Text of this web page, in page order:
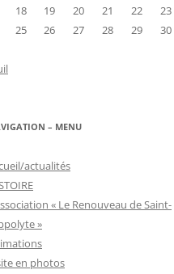
18 19 20 21 22
23
25 26 27 28 29
30
– MENU
actualités
« Le Renouveau de Saint-
»
en photos